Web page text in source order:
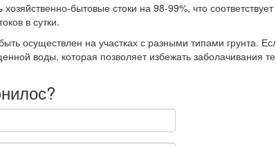
хозяйственно-бытовые стоки на 98-99%, что
в сутки.
осуществлен на участках с разными типами грунта.
воды, которая позволяет избежать заболачивания